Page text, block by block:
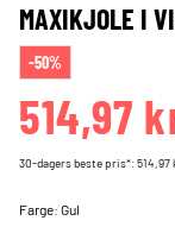
MAXIKJOLE I
-50%
514,97
30-dagers beste pris*: 514,97
Farge:Gul